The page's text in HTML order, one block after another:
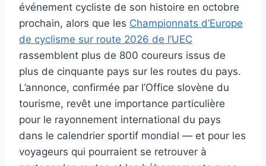
événement cycliste de son histoire en octobre
prochain, alors que les Championnats d’Europe
de cyclisme sur route 2026 de l’UEC
rassemblent plus de 800 coureurs issus de
plus de cinquante pays sur les routes du pays.
L’annonce, confirmée par l’Office slovène du
tourisme, revêt une importance particulière
pour le rayonnement international du pays
dans le calendrier sportif mondial — et pour les
voyageurs qui pourraient se retrouver à